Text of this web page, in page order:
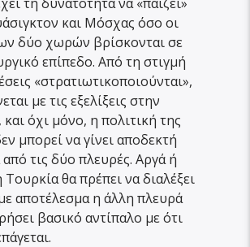
και Μόσχας όσο οι
δύο χωρών βρίσκονται σε
επίπεδο. Από τη στιγμή
«στρατιωτικοποιούνται»,
με τις εξελίξεις στην
όχι μόνο, η πολιτική της
μπορεί να γίνει αποδεκτή
τις δύο πλευρές. Αργά ή
θα πρέπει να διαλέξει
αποτέλεσμα η άλλη πλευρά
βασικό αντίπαλο με ότι